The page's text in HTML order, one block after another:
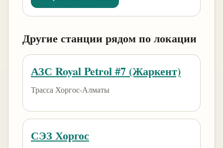
Другие станции рядом по локации
АЗС Royal Petrol #7 (Жаркент)
Трасса Хоргос-Алматы
СЭЗ Хоргос